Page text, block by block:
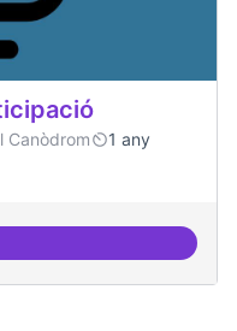
Canòdrom
1 any
de la participació